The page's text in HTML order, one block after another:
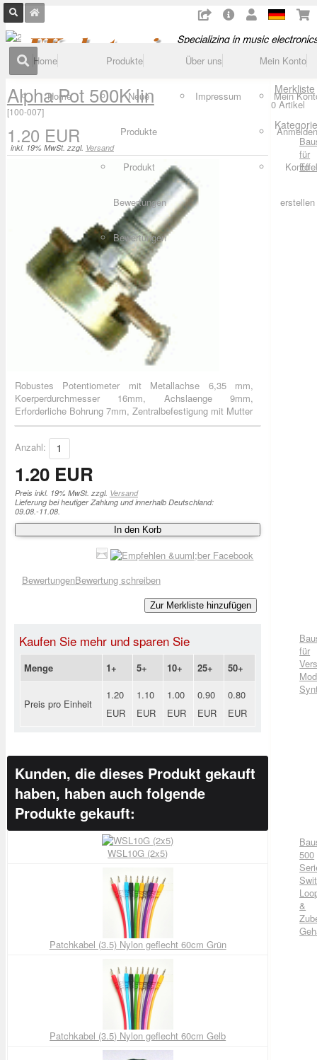
Home
Home
Produkte
Neue
Produkte
Produkt
Bewertungen
Bewertungen
Über uns
Impressum
Mein Konto
Mein
Anmelden
Konto
erstellen
Alpha Pot 500K lin
[100-007]
1.20 EUR
inkl. 19% MwSt. zzgl. Versand
Robustes Potentiometer mit Metallachse 6,35 mm,
Koerperdurchmesser 16mm, Achslaenge 9mm,
Erforderliche Bohrung 7mm, Zentralbefestigung mit Mutter
Anzahl:
1.20 EUR
Preis inkl. 19% MwSt. zzgl. Versand
Lieferung bei heutiger Zahlung und innerhalb Deutschland:
09.08.-11.08.
In den Korb
BewertungenBewertung schreiben
Zur Merkliste hinzufügen
Kaufen Sie mehr und sparen Sie
Menge 1+ 5+ 10+ 25+ 50+
Preis pro Einheit
1.20
EUR
1.10
EUR
1.00
EUR
0.90
EUR
0.80
EUR
Kunden, die dieses Produkt gekauft
haben, haben auch folgende
Produkte gekauft:
WSL10G (2x5)
Patchkabel (3.5) Nylon geflecht 60cm Grün
Patchkabel (3.5) Nylon geflecht 60cm Gelb
Merkliste
0 Artikel
für
für
500
&